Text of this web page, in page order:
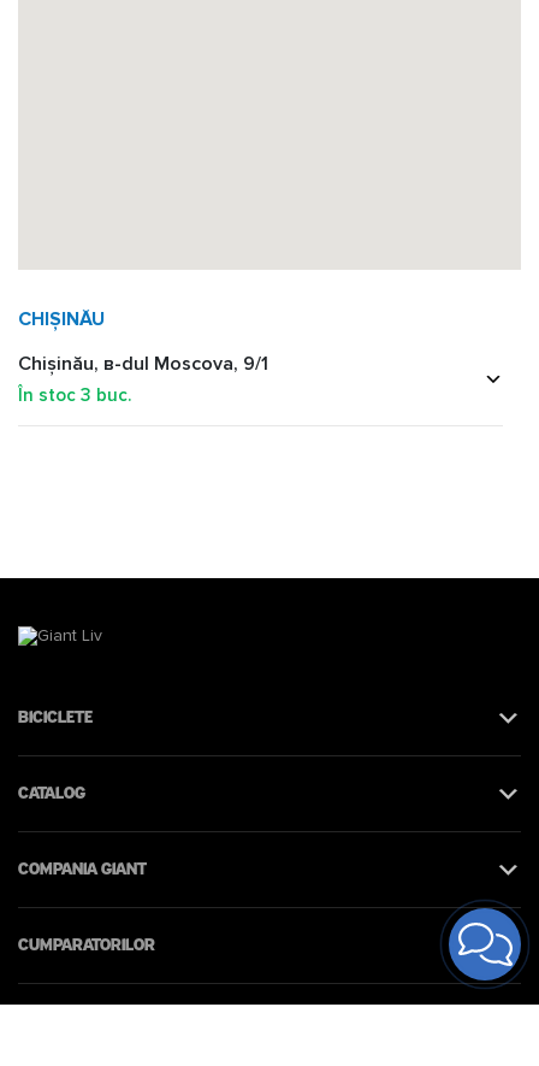
CHIȘINĂU
Chișinău, в-dul Moscova, 9/1
În stoc 3 buc.
Biciclete
Catalog
Compania Giant
Cumparatorilor